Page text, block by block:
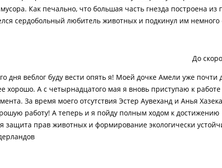
Как печально, что большая часть гнезда построена из
сердобольный любитель животных и подкинул им немного
До
дня веблог буду вести опять я! Моей дочке Амели уже почти
хорошо. А с четырнадцатого мая я вновь приступаю к
За время моего отсутствия Эстер Аувеханд и Анья
работу! А теперь и я пойду полным ходом к
защита прав животных и формирование экологически